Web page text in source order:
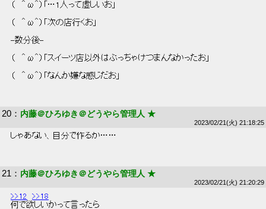
（   ＾ω＾）「…1人って虚しいお」
（   ＾ω＾）「次の店行くお」
-数分後-
（   ＾ω＾）「スイーツ店以外はぶっちゃけつまんなかったお」
（   ＾ω＾）「なんか嫌な感じだお」
20 ： 内藤＠ひろゆき＠どうやら管理人 ★
2023/02/21(火) 21:18:25
しゃあない、自分で作るか……
21 ： 内藤＠ひろゆき＠どうやら管理人 ★
2023/02/21(火) 21:20:29
>>12
>>18
何で欲しいかって言ったら